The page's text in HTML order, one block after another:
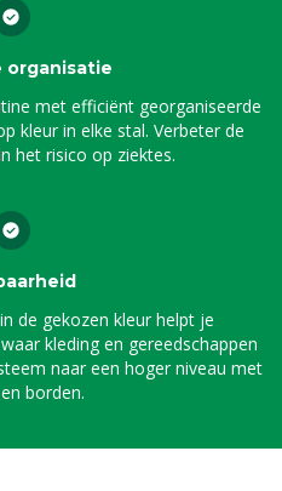
organisatie
met efficiënt georganiseerde
kleur in elke stal. Verbeter de
het risico op ziektes.
de gekozen kleur helpt je
kleding en gereedschappen
naar een hoger niveau met
borden.